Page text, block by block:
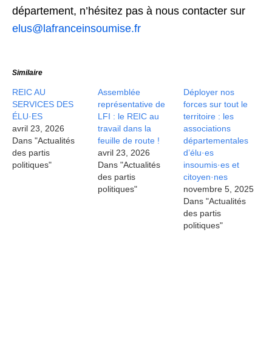
département, n’hésitez pas à nous contacter sur
elus@lafranceinsoumise.fr
Similaire
REIC AU
SERVICES DES
ÉLU·ES
avril 23, 2026
Dans "Actualités
des partis
politiques"
Assemblée
représentative de
LFI : le REIC au
travail dans la
feuille de route !
avril 23, 2026
Dans "Actualités
des partis
politiques"
Déployer nos
forces sur tout le
territoire : les
associations
départementales
d’élu·es
insoumis·es et
citoyen·nes
novembre 5, 2025
Dans "Actualités
des partis
politiques"